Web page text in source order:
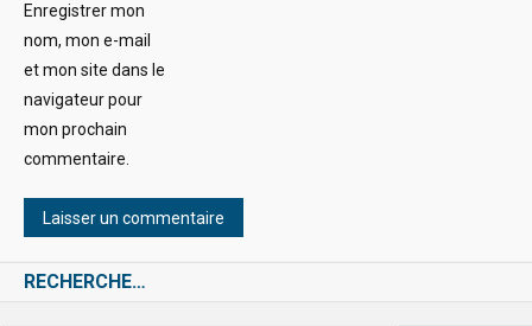
Enregistrer mon
nom, mon e-mail
et mon site dans le
navigateur pour
mon prochain
commentaire.
RECHERCHE…